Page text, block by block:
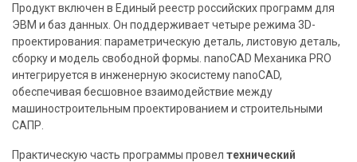
с
п
е
ц
п
р
е
д
Продукт включен в Единый реестр российских программ для
ЭВМ и баз данных. Он поддерживает четыре режима 3D-
проектирования: параметрическую деталь, листовую деталь,
сборку и модель свободной формы. nanoCAD Механика PRO
интегрируется в инженерную экосистему nanoCAD,
обеспечивая бесшовное взаимодействие между
машиностроительным проектированием и строительными
САПР.
Практическую часть программы провел технический